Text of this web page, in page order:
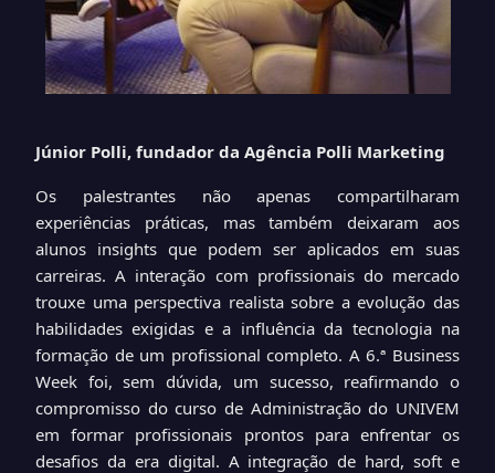
Júnior Polli, fundador da Agência Polli Marketing
Os palestrantes não apenas compartilharam
experiências práticas, mas também deixaram aos
alunos insights que podem ser aplicados em suas
carreiras. A interação com profissionais do mercado
trouxe uma perspectiva realista sobre a evolução das
habilidades exigidas e a influência da tecnologia na
formação de um profissional completo. A 6.ª Business
Week foi, sem dúvida, um sucesso, reafirmando o
compromisso do curso de Administração do UNIVEM
em formar profissionais prontos para enfrentar os
desafios da era digital. A integração de hard, soft e